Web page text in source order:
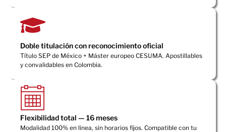
Doble titulación con reconocimiento oficial
Título SEP de México + Máster europeo CESUMA. Apostillables
y convalidables en Colombia.
Flexibilidad total — 16 meses
Modalidad 100% en línea, sin horarios fijos. Compatible con tu